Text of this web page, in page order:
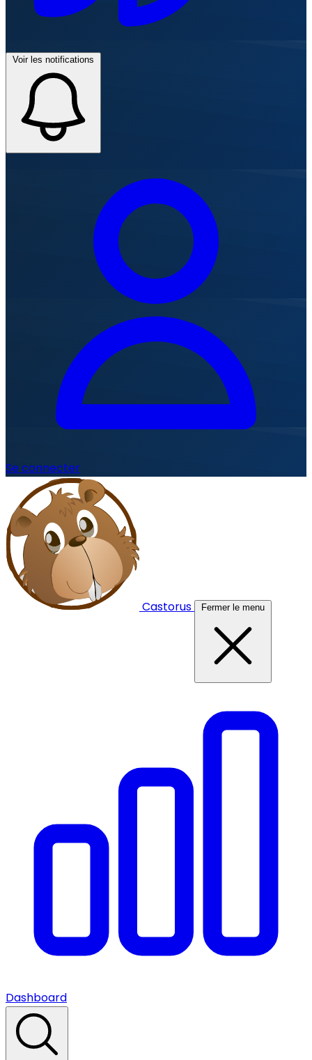
Voir les notifications
Se connecter
Castorus Fermer le menu
Dashboard